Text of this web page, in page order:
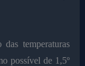
temperaturas
possível de 1,5º